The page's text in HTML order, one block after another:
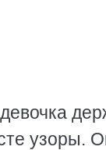
узоры.